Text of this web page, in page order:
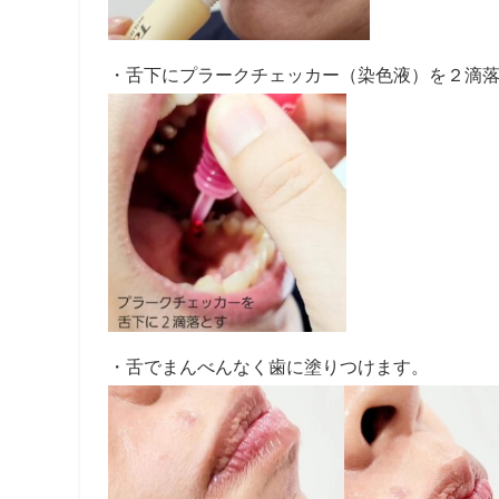
・舌下にプラークチェッカー（染色液）を２滴
・舌でまんべんなく歯に塗りつけます。